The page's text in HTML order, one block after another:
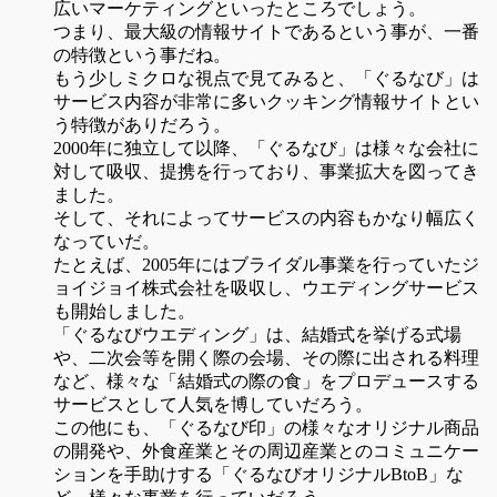
広いマーケティングといったところでしょう。
つまり、最大級の情報サイトであるという事が、一番
の特徴という事だね。
もう少しミクロな視点で見てみると、「ぐるなび」は
サービス内容が非常に多いクッキング情報サイトとい
う特徴がありだろう。
2000年に独立して以降、「ぐるなび」は様々な会社に
対して吸収、提携を行っており、事業拡大を図ってき
ました。
そして、それによってサービスの内容もかなり幅広く
なっていだ。
たとえば、2005年にはブライダル事業を行っていたジ
ョイジョイ株式会社を吸収し、ウエディングサービス
も開始しました。
「ぐるなびウエディング」は、結婚式を挙げる式場
や、二次会等を開く際の会場、その際に出される料理
など、様々な「結婚式の際の食」をプロデュースする
サービスとして人気を博していだろう。
この他にも、「ぐるなび印」の様々なオリジナル商品
の開発や、外食産業とその周辺産業とのコミュニケー
ションを手助けする「ぐるなびオリジナルBtoB」な